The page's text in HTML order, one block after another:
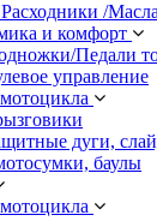
/Масла
и комфорт
Педали
управление
дуги,
баулы